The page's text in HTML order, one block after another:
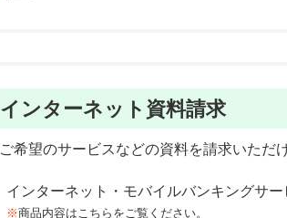
インターネット資料請求
ご希望のサービスなどの資料を請求いただ
インターネット・モバイルバンキングサー
※商品内容はこちら をご覧ください。